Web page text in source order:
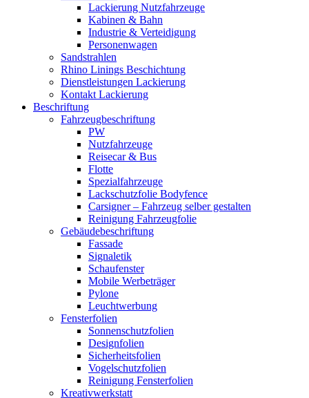
Lackierung Nutzfahrzeuge
Kabinen & Bahn
Industrie & Verteidigung
Personenwagen
Sandstrahlen
Rhino Linings Beschichtung
Dienstleistungen Lackierung
Kontakt Lackierung
Beschriftung
Fahrzeugbeschriftung
PW
Nutzfahrzeuge
Reisecar & Bus
Flotte
Spezialfahrzeuge
Lackschutzfolie Bodyfence
Carsigner – Fahrzeug selber gestalten
Reinigung Fahrzeugfolie
Gebäudebeschriftung
Fassade
Signaletik
Schaufenster
Mobile Werbeträger
Pylone
Leuchtwerbung
Fensterfolien
Sonnenschutzfolien
Designfolien
Sicherheitsfolien
Vogelschutzfolien
Reinigung Fensterfolien
Kreativwerkstatt